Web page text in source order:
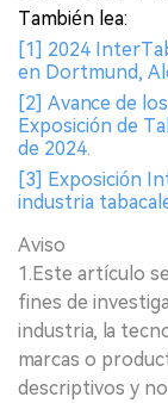
También lea:
[1] 2024
en Dortmund,
[2] Avance de
Exposición de
de 2024.
[3] Exposición
industria
Aviso
1.Este artículo
fines de
industria, la
marcas o
descriptivos y